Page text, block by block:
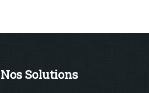
Nos Solutions